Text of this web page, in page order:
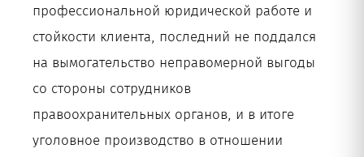
профессиональной юридической работе и
стойкости клиента, последний не поддался
на вымогательство неправомерной выгоды
со стороны сотрудников
правоохранительных органов, и в итоге
уголовное производство в отношении